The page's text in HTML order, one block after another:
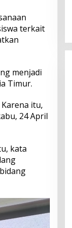
terkait
menjadi
Timur.
itu,
24 April
kata
Bali Resmi
Kura